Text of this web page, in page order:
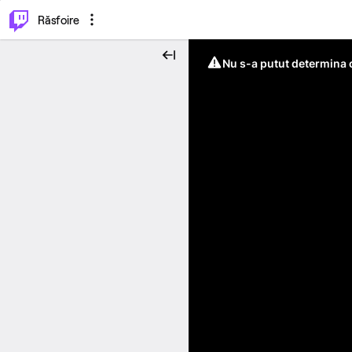
Răsfoire
Nu s-a putut